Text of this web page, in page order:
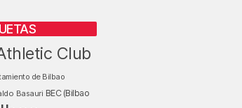
Club
de Bilbao
Basauri BEC (Bilbao